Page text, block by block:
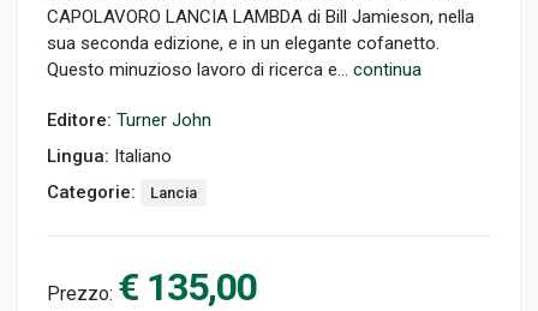
CAPOLAVORO LANCIA LAMBDA di Bill Jamieson, nella
sua seconda edizione, e in un elegante cofanetto.
Questo minuzioso lavoro di ricerca e... continua
Editore: Turner John
Lingua: Italiano
Categorie:
Lancia
Prezzo: € 135,00